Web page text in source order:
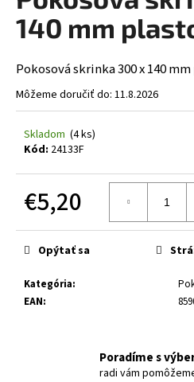
140 mm
Pokosová skrinka 300 x 140
Môžeme doručiť do: 11.8.2026
Skladom (4 ks)
Kód: 24133F
€5,20
Kategória:
EAN:
Opýtať sa
Poradíme s
radi vám
á
j
s
?
HĽADAŤ